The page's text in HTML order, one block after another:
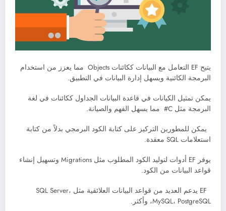
يتيح EF التعامل مع البيانات ككائنات Objects مما يعزز من استخدام
البرمجة الكائنية ويسهل إدارة البيانات في التطبيق.
يمكن تمثيل الكيانات في قاعدة البيانات الجداول ككائنات في لغة
البرمجة مثل C# مما يسهل الفهم والصيانة.
يمكن للمطورين التركيز على كتابة الكود البرمجي بدلاً من كتابة
استعلامات SQL معقدة.
يوفر EF أدوات لتوليد الكود المطلوب مثل Migrations وتسهيل إنشاء
قواعد البيانات من الكود.
EF يدعم العديد من قواعد البيانات العلائقية مثل SQL Server،
MySQL، PostgreSQL، وأكثر.